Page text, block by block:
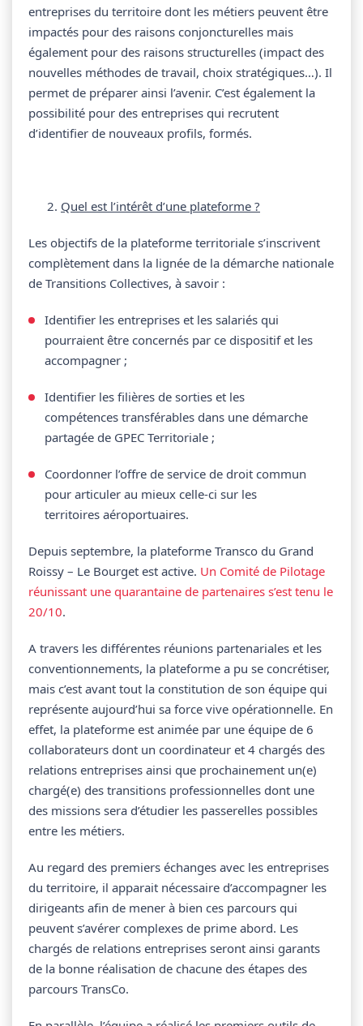
entreprises du territoire dont les métiers peuvent être
impactés pour des raisons conjoncturelles mais
également pour des raisons structurelles (impact des
nouvelles méthodes de travail, choix stratégiques…). Il
permet de préparer ainsi l’avenir. C’est également la
possibilité pour des entreprises qui recrutent
d’identifier de nouveaux profils, formés.
Quel est l’intérêt d’une plateforme ?
Les objectifs de la plateforme territoriale s’inscrivent
complètement dans la lignée de la démarche nationale
de Transitions Collectives, à savoir :
Identifier les entreprises et les salariés qui
pourraient être concernés par ce dispositif et les
accompagner ;
Identifier les filières de sorties et les
compétences transférables dans une démarche
partagée de GPEC Territoriale ;
Coordonner l’offre de service de droit commun
pour articuler au mieux celle-ci sur les
territoires aéroportuaires.
Depuis septembre, la plateforme Transco du Grand
Roissy – Le Bourget est active. Un Comité de Pilotage
réunissant une quarantaine de partenaires s’est tenu le
20/10.
A travers les différentes réunions partenariales et les
conventionnements, la plateforme a pu se concrétiser,
mais c’est avant tout la constitution de son équipe qui
représente aujourd’hui sa force vive opérationnelle. En
effet, la plateforme est animée par une équipe de 6
collaborateurs dont un coordinateur et 4 chargés des
relations entreprises ainsi que prochainement un(e)
chargé(e) des transitions professionnelles dont une
des missions sera d’étudier les passerelles possibles
entre les métiers.
Au regard des premiers échanges avec les entreprises
du territoire, il apparait nécessaire d’accompagner les
dirigeants afin de mener à bien ces parcours qui
peuvent s’avérer complexes de prime abord. Les
chargés de relations entreprises seront ainsi garants
de la bonne réalisation de chacune des étapes des
parcours TransCo.